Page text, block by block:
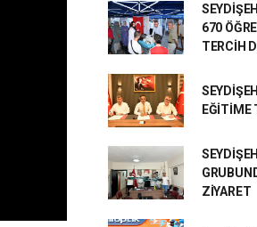
670
TERCİH
EĞİTİME
ZİYARET